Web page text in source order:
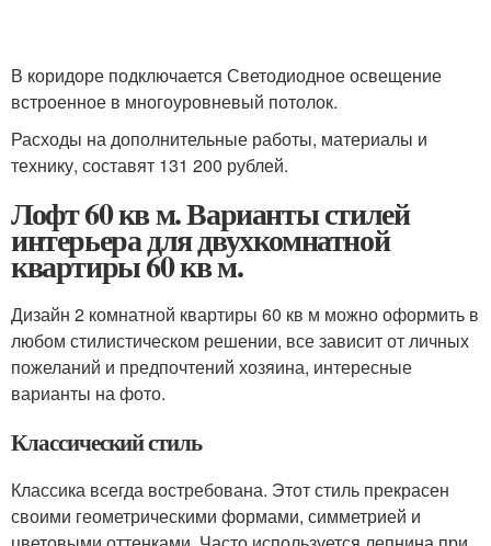
В коридоре подключается Светодиодное освещение
встроенное в многоуровневый потолок.
Расходы на дополнительные работы, материалы и
технику, составят 131 200 рублей.
Лофт 60 кв м. Варианты стилей
интерьера для двухкомнатной
квартиры 60 кв м.
Дизайн 2 комнатной квартиры 60 кв м можно оформить в
любом стилистическом решении, все зависит от личных
пожеланий и предпочтений хозяина, интересные
варианты на фото.
Классический стиль
Классика всегда востребована. Этот стиль прекрасен
своими геометрическими формами, симметрией и